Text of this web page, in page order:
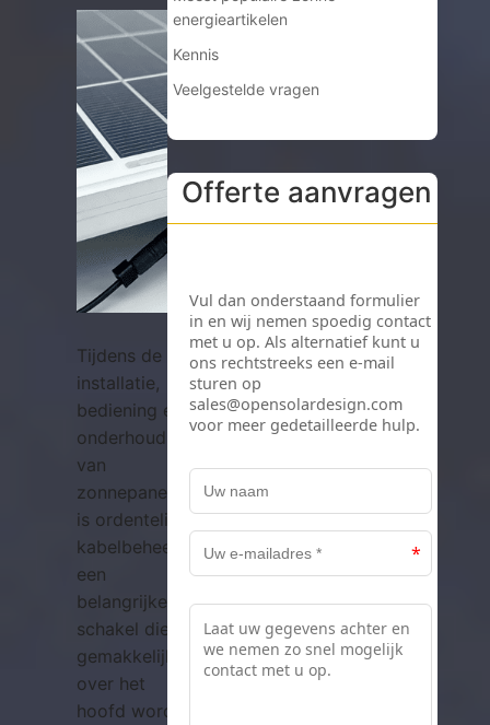
Tijdens de
installatie,
bediening en
onderhoud
van
zonnepanelen
is ordentelijk
kabelbeheer
een
belangrijke
schakel die
gemakkelijk
over het
hoofd wordt
energieartikelen
Kennis
Veelgestelde vragen
Offerte aanvragen